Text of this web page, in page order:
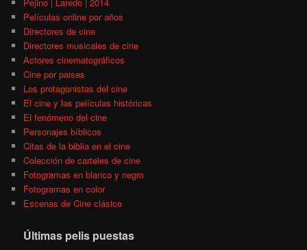
Películas online por años
Directores de cine
Directores musicales de cine
Actores cinematográficos
Cine por paises
Los protagonistas del cine
El cine y las películas históricas
El fenómeno del cine
Personajes bíblicos
Citas de la biblia en el cine
Colección de carteles de cine
Fotogramas en blanco y negro
Fotogramas en color
Escenas de Cine clásico
Últimas pelis puestas